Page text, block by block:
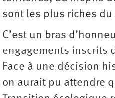
sont les plus riches du
C’est un bras
engagements inscrits
Face à une décision
on aurait pu attendre